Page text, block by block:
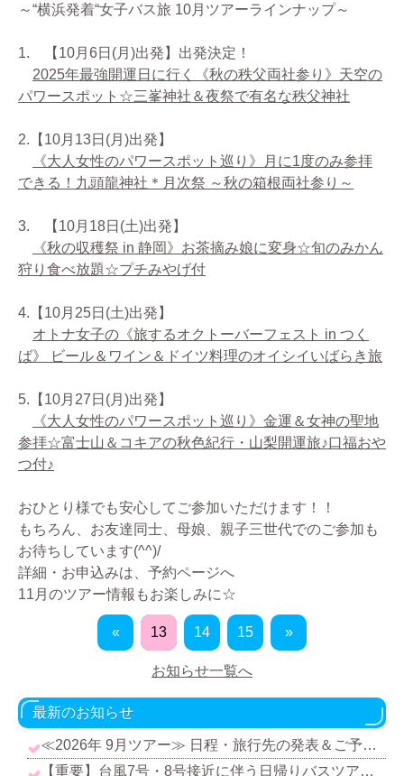
～“横浜発着“女子バス旅 10月ツアーラインナップ～
1. 【10月6日(月)出発】出発決定！
2025年最強開運日に行く《秋の秩父両社参り》天空の
パワースポット☆三峯神社＆夜祭で有名な秩父神社
2.【10月13日(月)出発】
《大人女性のパワースポット巡り》月に1度のみ参拝
できる！九頭龍神社＊月次祭 ～秋の箱根両社参り～
3. 【10月18日(土)出発】
《秋の収穫祭 in 静岡》お茶摘み娘に変身☆旬のみかん
狩り食べ放題☆プチみやげ付
4.【10月25日(土)出発】
オトナ女子の《旅するオクトーバーフェスト in つく
ば》 ビール＆ワイン＆ドイツ料理のオイシイいばらき旅
5.【10月27日(月)出発】
《大人女性のパワースポット巡り》金運＆女神の聖地
参拝☆富士山＆コキアの秋色紀行・山梨開運旅♪口福おや
つ付♪
おひとり様でも安心してご参加いただけます！！
もちろん、お友達同士、母娘、親子三世代でのご参加も
お待ちしています(^^)/
詳細・お申込みは、予約ページへ
11月のツアー情報もお楽しみに☆
« 13 14 15 »
お知らせ一覧へ
最新のお知らせ
≪2026年 9月ツアー≫ 日程・旅行先の発表＆ご予約受付中です！
【重要】台風7号・8号接近に伴う日帰りバスツアー催行中止のお知らせ